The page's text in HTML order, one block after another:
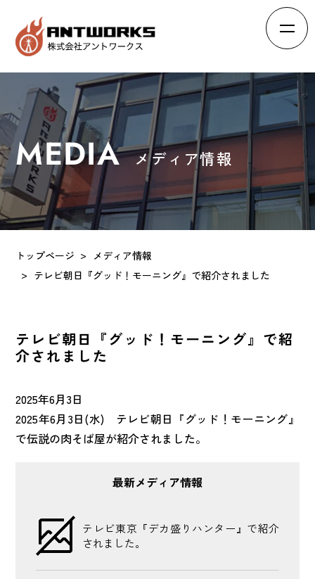
HOME ホーム
ABOUT 会社概要
BRAND ブランド
RECRUIT 求人情報
INTERVIEW
EFFORTS 会社の取り組み
FRANCHISE FC加盟店募集
MEDIA メディア情報
トップページ
メディア情報
テレビ朝日『グッド！モーニング』で紹介されました
テレビ朝日『グッド！モーニング』で紹
介されました
2025年6月3日
2025年6月3日(水) テレビ朝日『グッド！モーニング』
で伝説の肉そば屋が紹介されました。
最新メディア情報
テレビ東京『デカ盛りハンター』で紹介
されました。